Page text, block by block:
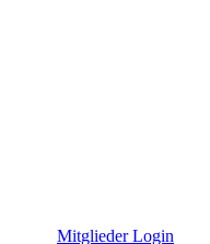
Mitglieder Login